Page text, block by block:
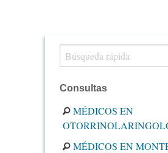
Consultas
MÉDICOS EN
MÉDICOS EN